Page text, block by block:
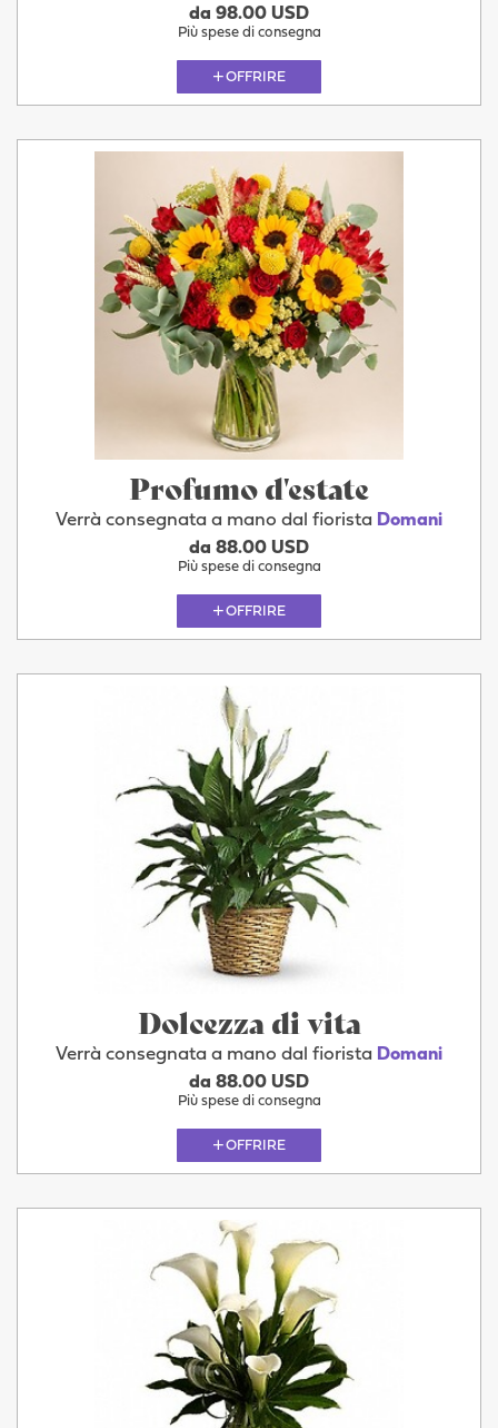
da 98.00 USD
Più spese di consegna
OFFRIRE
Profumo d'estate
Verrà consegnata a mano dal fiorista Domani
da 88.00 USD
Più spese di consegna
OFFRIRE
Dolcezza di vita
Verrà consegnata a mano dal fiorista Domani
da 88.00 USD
Più spese di consegna
OFFRIRE